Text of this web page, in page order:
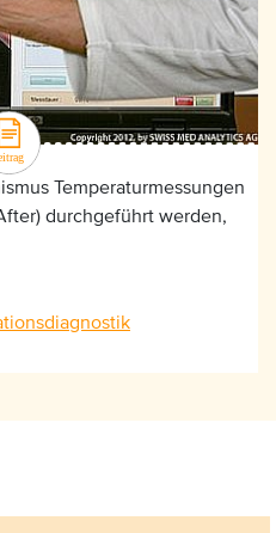
Temperaturmessungen
durchgeführt werden,